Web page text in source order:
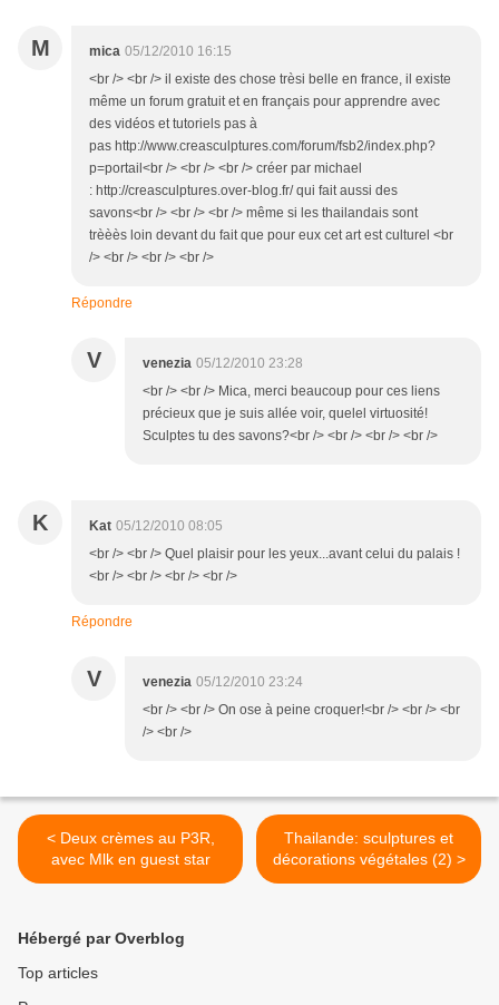
M mica 05/12/2010 16:15
<br /> <br /> il existe des chose trèsi belle en france, il existe
même un forum gratuit et en français pour apprendre avec
des vidéos et tutoriels pas à
pas http://www.creasculptures.com/forum/fsb2/index.php?
p=portail<br /> <br /> <br /> créer par michael
: http://creasculptures.over-blog.fr/ qui fait aussi des
savons<br /> <br /> <br /> même si les thailandais sont
trèèès loin devant du fait que pour eux cet art est culturel <br
/> <br /> <br /> <br />
Répondre
V venezia 05/12/2010 23:28
<br /> <br /> Mica, merci beaucoup pour ces liens
précieux que je suis allée voir, quelel virtuosité!
Sculptes tu des savons?<br /> <br /> <br /> <br />
K Kat 05/12/2010 08:05
<br /> <br /> Quel plaisir pour les yeux...avant celui du palais !
<br /> <br /> <br /> <br />
Répondre
V venezia 05/12/2010 23:24
<br /> <br /> On ose à peine croquer!<br /> <br /> <br
/> <br />
< Deux crèmes au P3R,
avec Mlk en guest star
Thailande: sculptures et
décorations végétales (2) >
Hébergé par Overblog
Top articles